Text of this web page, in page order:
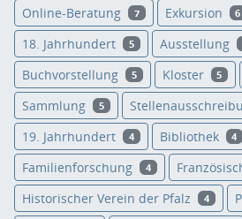
Online-Beratung 7 Exkursion 6
18. Jahrhundert 5 Ausstellung
Buchvorstellung 5 Kloster 5
Sammlung 5
19. Jahrhundert 4 Bibliothek 4
Familienforschung 4
Historischer Verein der Pfalz 4